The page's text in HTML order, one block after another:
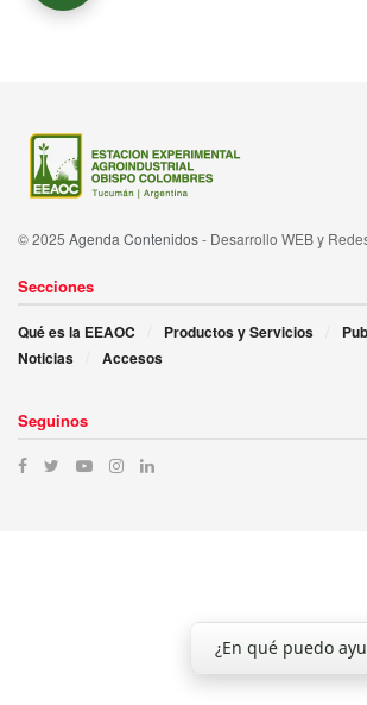
© 2025 Agenda Contenidos- Desarrollo WEB y
Secciones
Qué es la EEAOC Productos y Servicios
Noticias
Accesos
Seguinos
¿En qué puedo